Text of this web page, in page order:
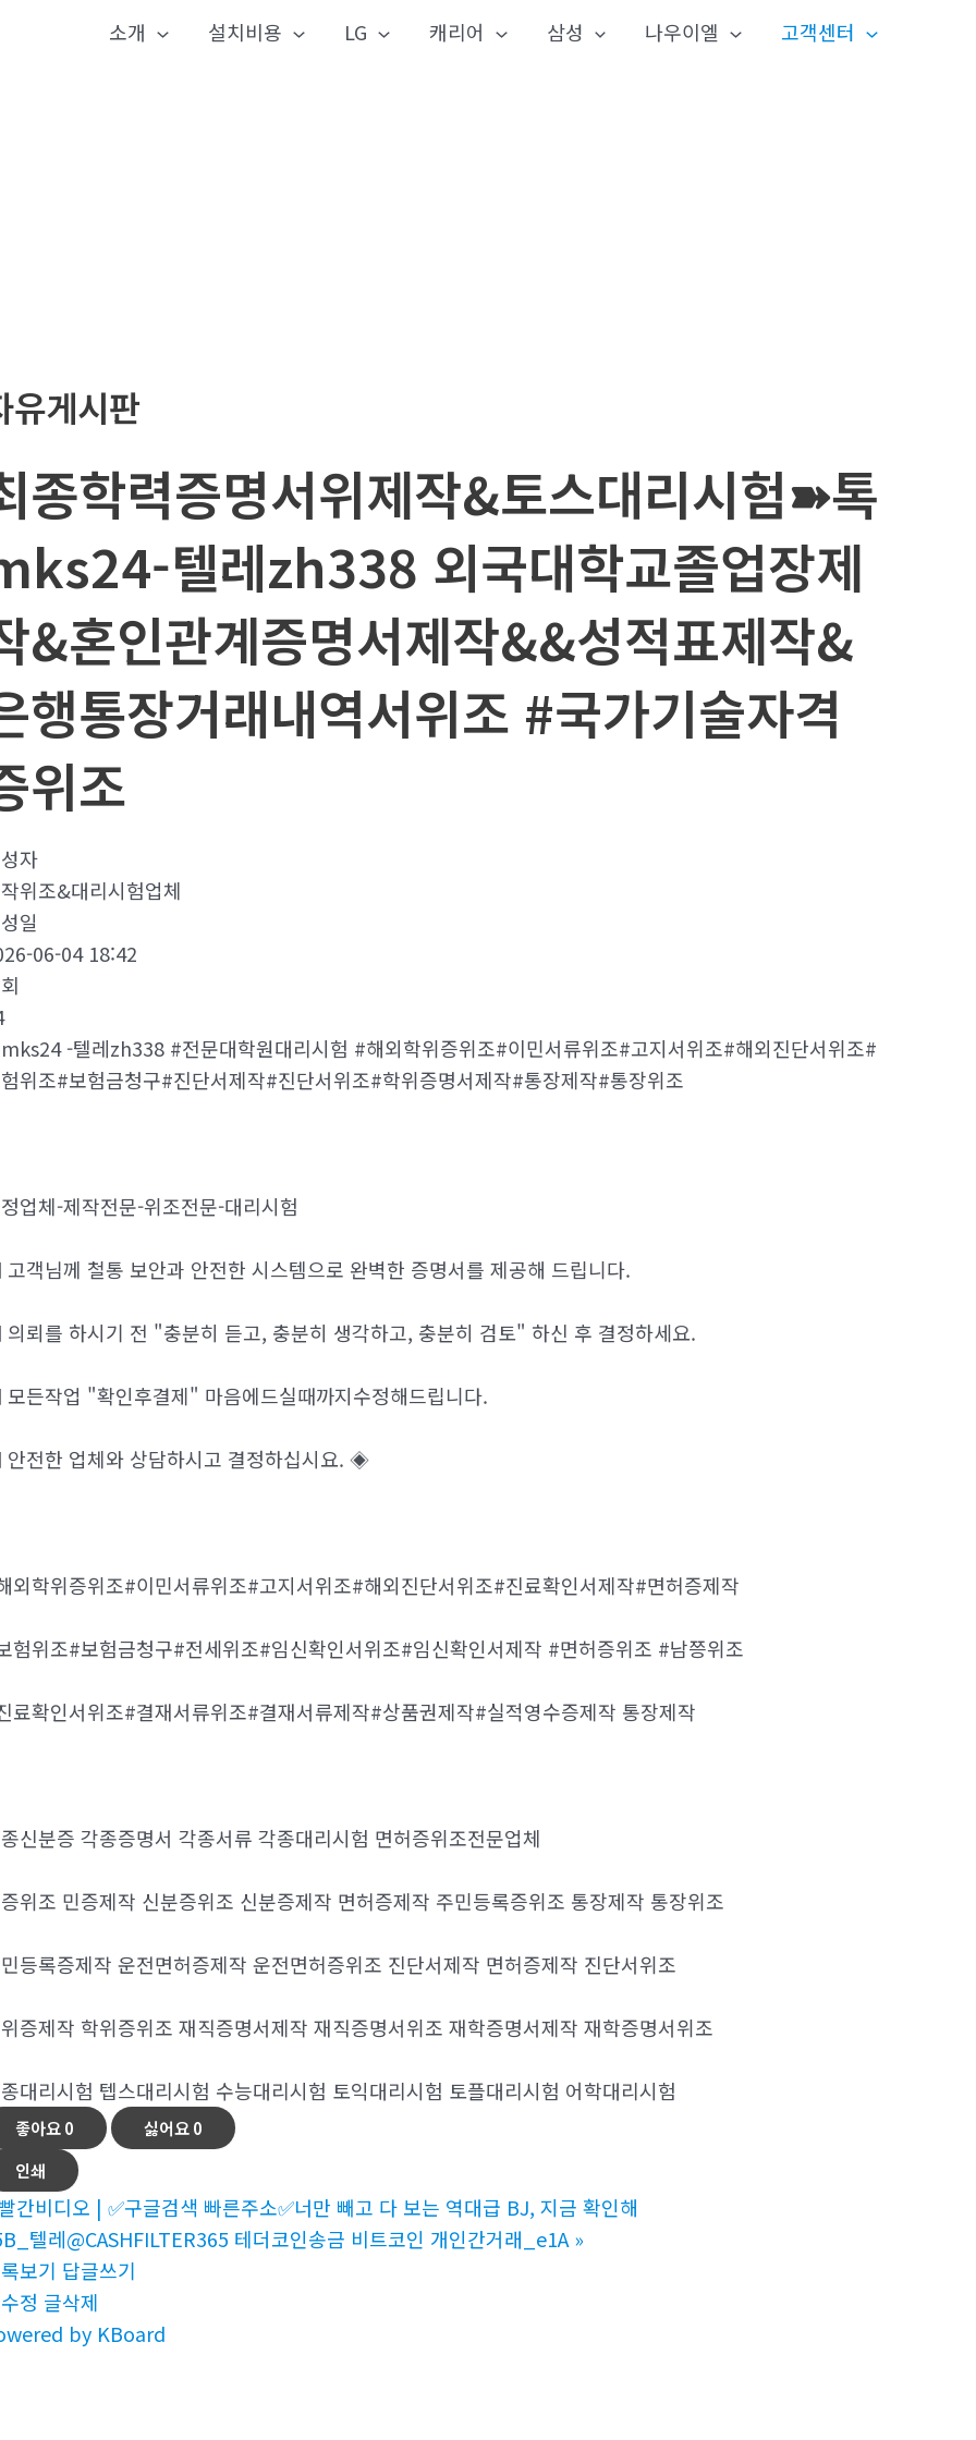
소개 설치비용 LG 캐리어 삼성 나우이엘 고객센터
유게시판
종학력증명서위제작&토스대리시험➽톡
텔레zh338 외국대학교졸업장제
&혼인관계증명서제작&&성적표제작&
행통장거래내역서위조 #국가기술자격
위조
자
위조&대리시험업체
일
06-04 18:42
-텔레zh338 #전문대학원대리시험 #해외학위증위조#이민서류위조#고지서위조#해외진단서위조#
위조#보험금청구#진단서제작#진단서위조#학위증명서제작#통장제작#통장위조
업체-제작전문-위조전문-대리시험
객님께 철통 보안과 안전한 시스템으로 완벽한 증명서를 제공해 드립니다.
뢰를 하시기 전 "충분히 듣고, 충분히 생각하고, 충분히 검토" 하신 후 결정하세요.
든작업 "확인후결제" 마음에드실때까지수정해드립니다.
전한 업체와 상담하시고 결정하십시요. ◈
외학위증위조#이민서류위조#고지서위조#해외진단서위조#진료확인서제작#면허증제작
험위조#보험금청구#전세위조#임신확인서위조#임신확인서제작 #면허증위조 #남쯩위조
료확인서위조#결재서류위조#결재서류제작#상품권제작#실적영수증제작 통장제작
신분증 각종증명서 각종서류 각종대리시험 면허증위조전문업체
위조 민증제작 신분증위조 신분증제작 면허증제작 주민등록증위조 통장제작 통장위조
등록증제작 운전면허증제작 운전면허증위조 진단서제작 면허증제작 진단서위조
증제작 학위증위조 재직증명서제작 재직증명서위조 재학증명서제작 재학증명서위조
대리시험 텝스대리시험 수능대리시험 토익대리시험 토플대리시험 어학대리시험
좋아요0 싫어요0
인쇄
빨간비디오 | ✅구글검색 빠른주소✅너만 빼고 다 보는 역대급 BJ, 지금 확인해
텔레@CASHFILTER365 테더코인송금 비트코인 개인간거래_e1A »
보기 답글쓰기
정 글삭제
by KBoard